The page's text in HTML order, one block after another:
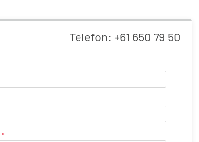
Telefon: +61 650 79 50